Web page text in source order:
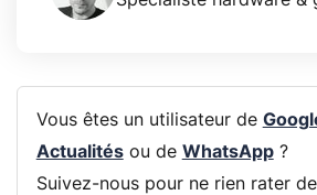
Vous êtes un utilisateur de
Actualitésou de WhatsApp?
Suivez-nous pour ne rien rater